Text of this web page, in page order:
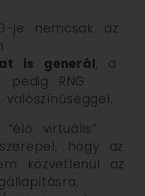
je nemcsak az
is generál, a
pedig RNG
virtuális”
hogy az
közvetlenül az